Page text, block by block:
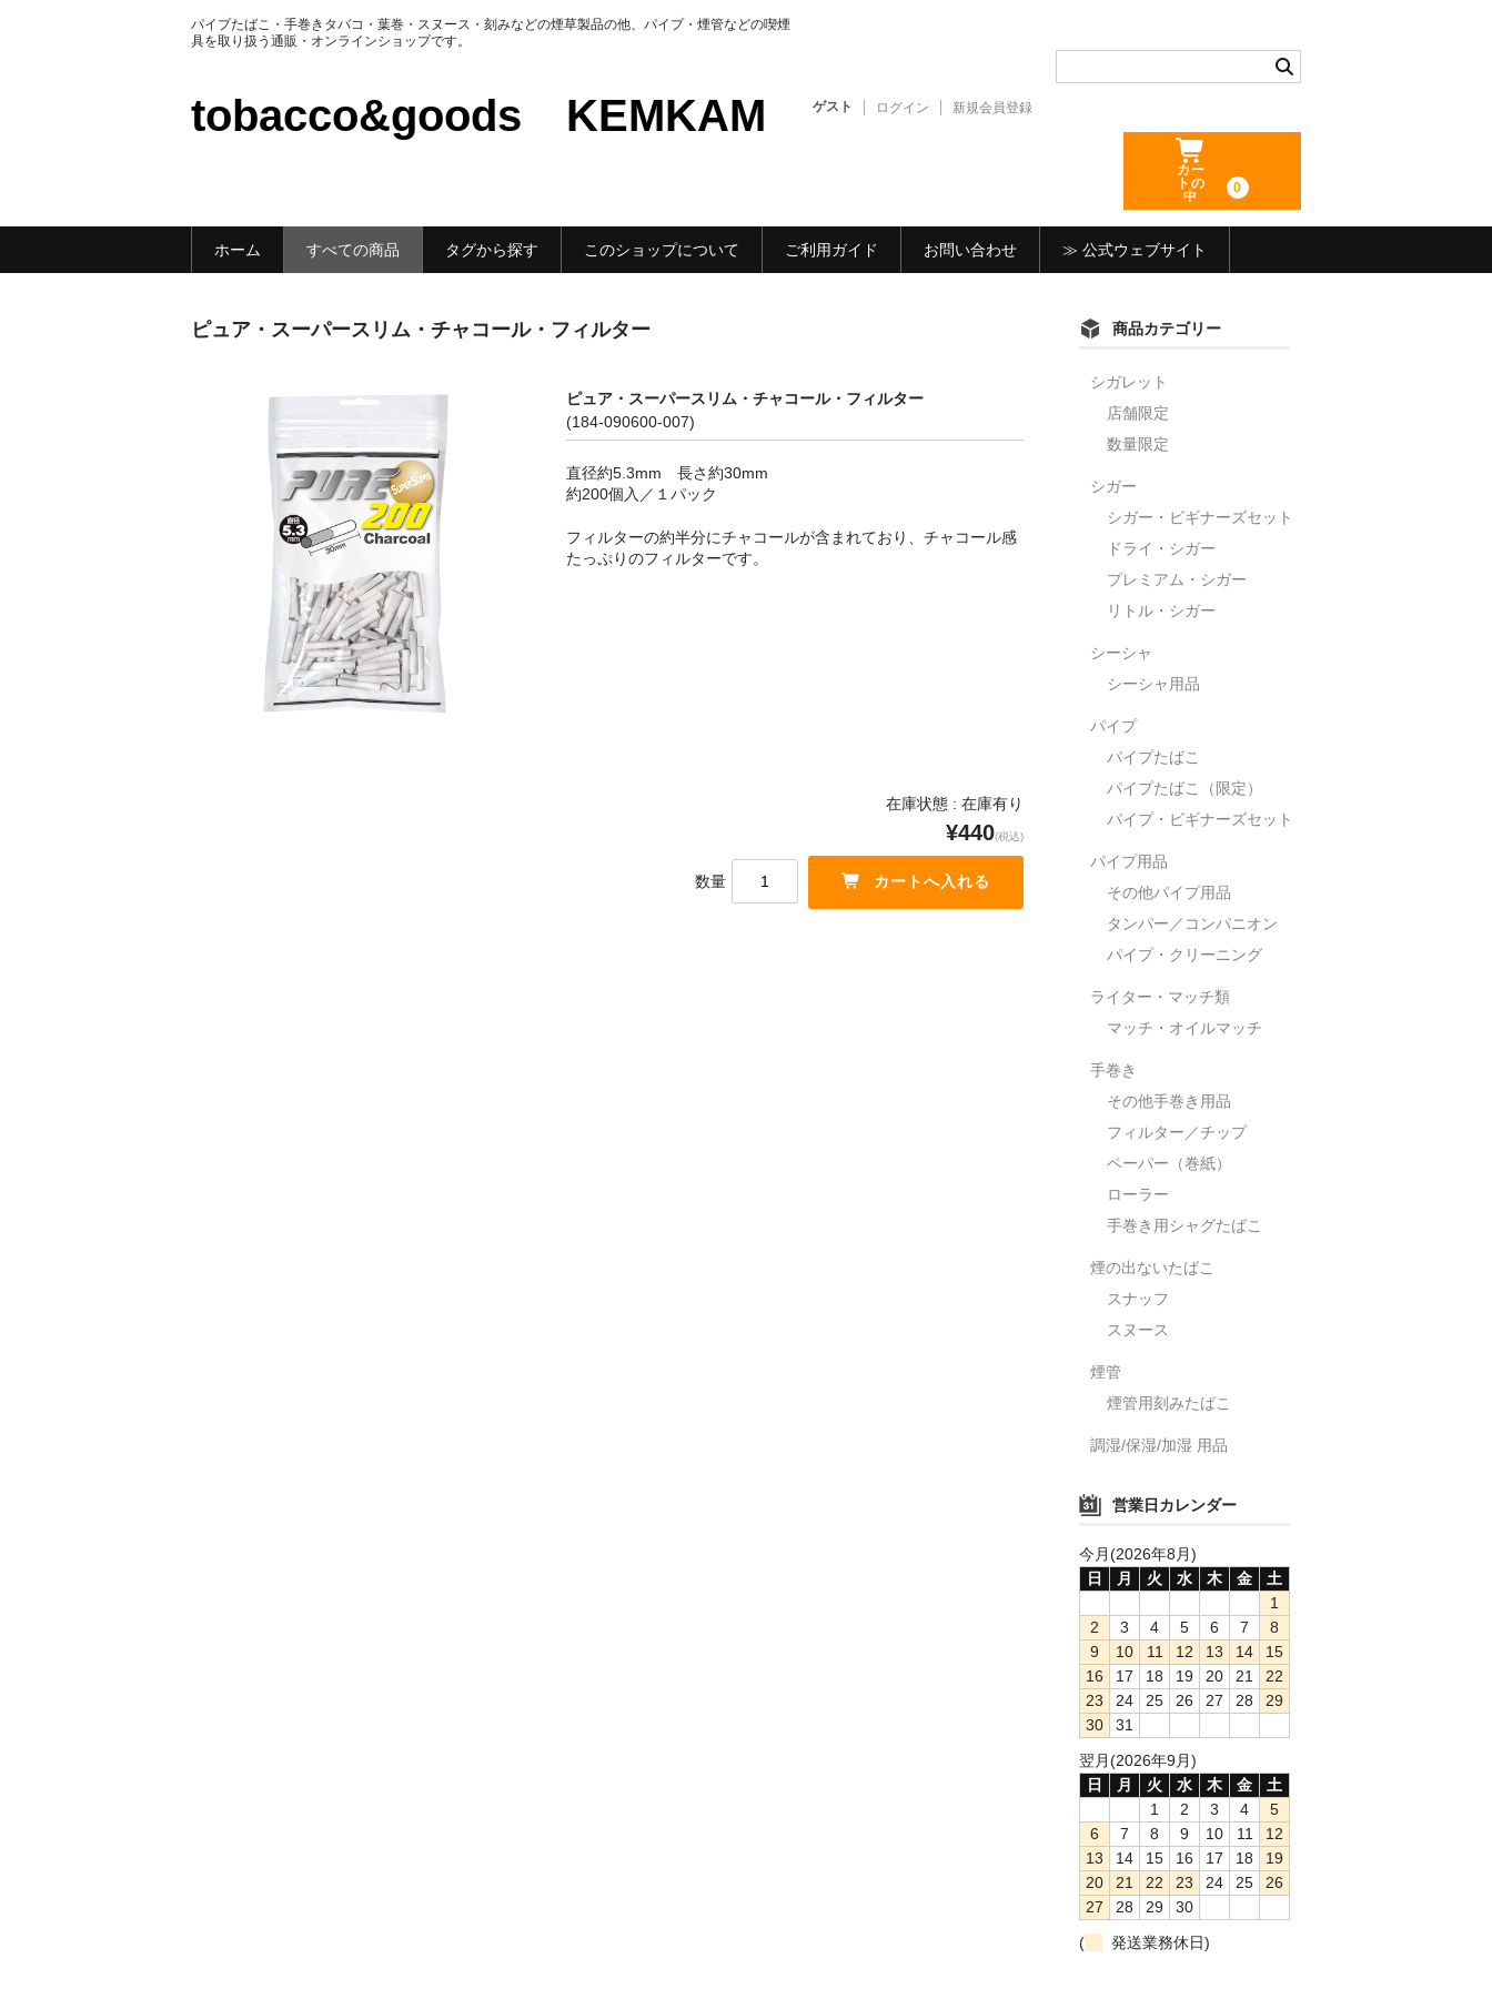
パイプたばこ・手巻きタバコ・葉巻・スヌース・刻みなどの煙草製品の他、パイプ・煙管などの喫煙
具を取り扱う通販・オンラインショップです。
tobacco&goods KEMKAM ゲスト ログイン 新規会員登録
カー
トの
中
0
ホーム すべての商品 タグから探す このショップについて ご利用ガイド お問い合わせ ≫ 公式ウェブサイト
ピュア・スーパースリム・チャコール・フィルター
ピュア・スーパースリム・チャコール・フィルター
(184-090600-007)
直径約5.3mm 長さ約30mm
約200個入／１パック
フィルターの約半分にチャコールが含まれており、チャコール感
たっぷりのフィルターです。
在庫状態 : 在庫有り
¥440(税込)
数量
商品カテゴリー
シガレット
店舗限定
数量限定
シガー
シガー・ビギナーズセット
ドライ・シガー
プレミアム・シガー
リトル・シガー
シーシャ
シーシャ用品
パイプ
パイプたばこ
パイプたばこ（限定）
パイプ・ビギナーズセット
パイプ用品
その他パイプ用品
タンパー／コンパニオン
パイプ・クリーニング
ライター・マッチ類
マッチ・オイルマッチ
手巻き
その他手巻き用品
フィルター／チップ
ペーパー（巻紙）
ローラー
手巻き用シャグたばこ
煙の出ないたばこ
スナッフ
スヌース
煙管
煙管用刻みたばこ
調湿/保湿/加湿 用品
営業日カレンダー
今月(2026年8月)
日
月 火 水 木 金
土
1
2
3 4 5 6 7
8
9
10 11 12 13 14
15
16
17 18 19 20 21
22
23
24 25 26 27 28
29
30
31
翌月(2026年9月)
日
月 火 水 木 金
土
1
2 3 4
5
6
7 8 9 10 11
12
13
14 15 16 17 18
19
20
21 22 23 24 25
26
27
28 29
30
(
発送業務休日)